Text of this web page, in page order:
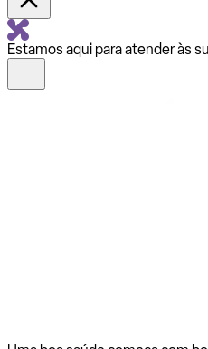
Estamos aqui para atender às